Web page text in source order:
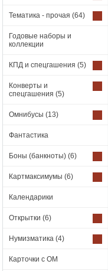
Тематика - прочая (64)
Годовые наборы и
коллекции
КПД и спецгашения (5)
Конверты и
спецгашения (5)
Омнибусы (13)
Фантастика
Боны (банкноты) (6)
Картмаксимумы (6)
Календарики
Открытки (6)
Нумизматика (4)
Карточки с ОМ